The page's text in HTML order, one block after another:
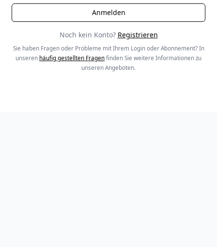
Noch kein Konto? Registrieren
Sie haben Fragen oder Probleme mit Ihrem Login oder Abonnement? In
unseren häufig gestellten Fragen finden Sie weitere Informationen zu
unseren Angeboten.